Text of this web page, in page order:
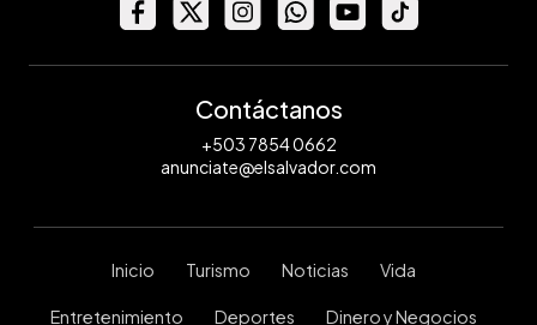
Contáctanos
+503 7854 0662
anunciate@elsalvador.com
Inicio Turismo Noticias Vida
Entretenimiento Deportes Dinero y Negocios